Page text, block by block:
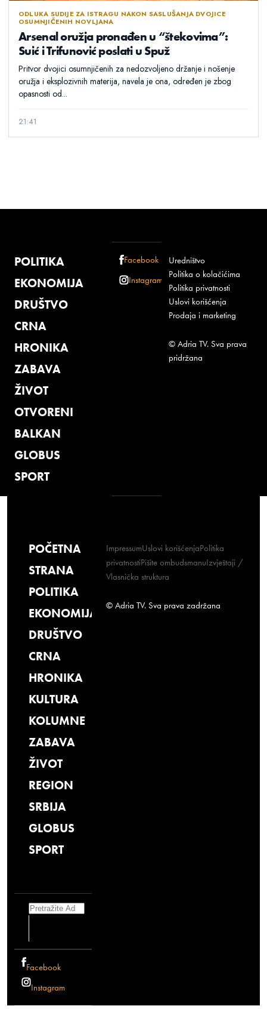
ODLUKA SUDIJE ZA ISTRAGU NAKON SASLUŠANJA DVOJICE
OSUMNJIČENIH NOVLJANA
Arsenal oružja pronađen u “štekovima”:
Suić i Trifunović poslati u Spuž
Pritvor dvojici osumnjičenih za nedozvoljeno držanje i nošenje
oružja i eksplozivnih materija, navela je ona, određen je zbog
opasnosti od...
21:41
POLITIKA
EKONOMIJA
DRUŠTVO
CRNA
HRONIKA
ZABAVA
ŽIVOT
OTVORENI
BALKAN
GLOBUS
SPORT
Facebook
Instagram
Uredništvo
Politika o kolačićima
Politika privatnosti
Uslovi korišćenja
Prodaja i marketing
© Adria TV. Sva prava
pridržana
POČETNA
STRANA
POLITIKA
EKONOMIJA
DRUŠTVO
CRNA
HRONIKA
KULTURA
KOLUMNE
ZABAVA
ŽIVOT
REGION
SRBIJA
GLOBUS
SPORT
Search
Facebook
Instagram
ImpressumUslovi korišćenjaPolitika
privatnostiPišite ombudsmanuIzvještaji /
Vlasnička struktura
© Adria TV. Sva prava zadržana